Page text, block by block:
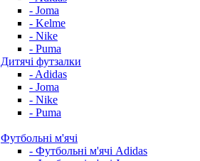
- Joma
- Kelme
- Nike
- Puma
Дитячі футзалки
- Adidas
- Joma
- Nike
- Puma
Футбольні м'ячі
- Футбольні м'ячі Adidas